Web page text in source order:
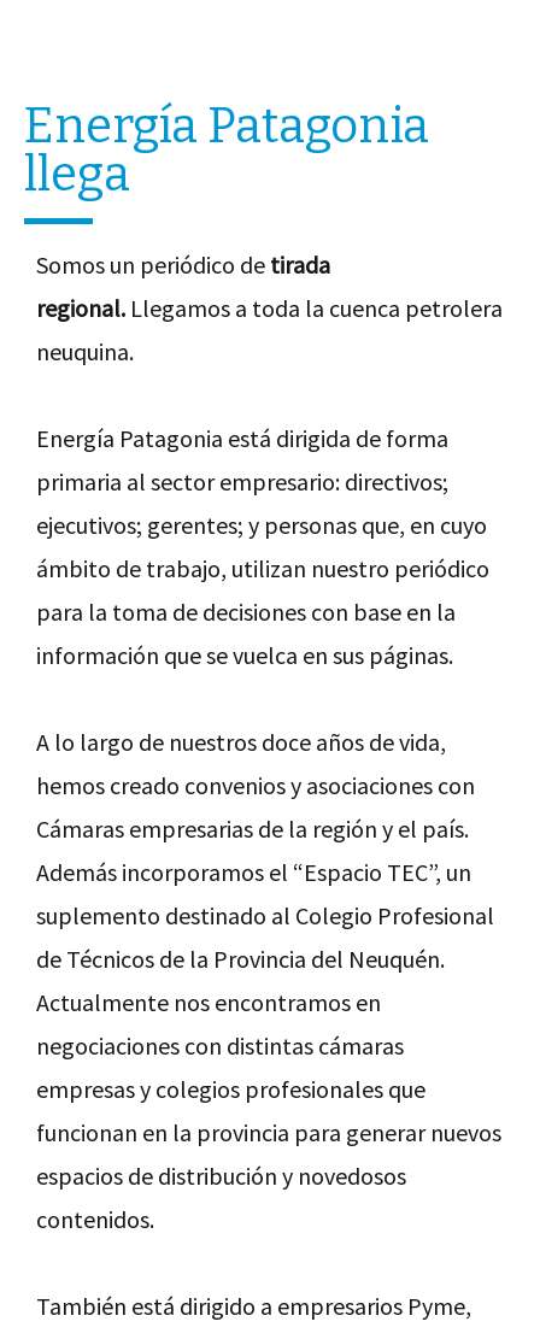
Energía Patagonia
llega
Somos un periódico de tirada
regional. Llegamos a toda la cuenca petrolera
neuquina.
Energía Patagonia está dirigida de forma
primaria al sector empresario: directivos;
ejecutivos; gerentes; y personas que, en cuyo
ámbito de trabajo, utilizan nuestro periódico
para la toma de decisiones con base en la
información que se vuelca en sus páginas.
A lo largo de nuestros doce años de vida,
hemos creado convenios y asociaciones con
Cámaras empresarias de la región y el país.
Además incorporamos el “Espacio TEC”, un
suplemento destinado al Colegio Profesional
de Técnicos de la Provincia del Neuquén.
Actualmente nos encontramos en
negociaciones con distintas cámaras
empresas y colegios profesionales que
funcionan en la provincia para generar nuevos
espacios de distribución y novedosos
contenidos.
También está dirigido a empresarios Pyme,